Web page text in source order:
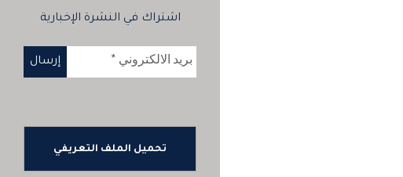
اشتراك في النشرة الإخبارية
تحميل الملف التعريفي